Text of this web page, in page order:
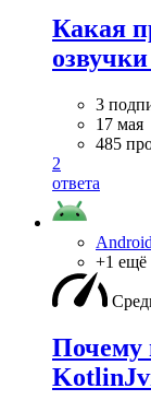
Какая
3
17 мая
485
2
ответа
Android
+1 ещё
Почему